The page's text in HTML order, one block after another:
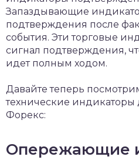
Запаздывающие
подтверждения после
события. Эти торговые
сигнал подтверждения,
идет полным ходом.
Давайте теперь
технические индикаторы
Форекс:
Опережающие